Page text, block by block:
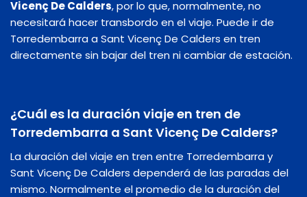
Vicenç De Calders, por lo que, normalmente, no
necesitará hacer transbordo en el viaje. Puede ir de
Torredembarra a Sant Vicenç De Calders en tren
directamente sin bajar del tren ni cambiar de estación.
¿Cuál es la duración viaje en tren de
Torredembarra a Sant Vicenç De Calders?
La duración del viaje en tren entre Torredembarra y
Sant Vicenç De Calders dependerá de las paradas del
mismo. Normalmente el promedio de la duración del